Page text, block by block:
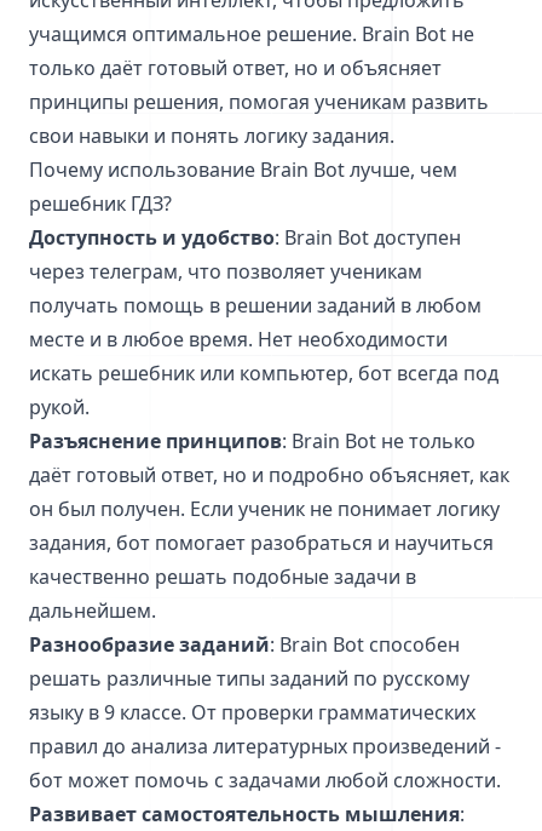
учащимся оптимальное решение. Brain Bot не
только даёт готовый ответ, но и объясняет
принципы решения, помогая ученикам развить
свои навыки и понять логику задания.
Почему использование Brain Bot лучше, чем
решебник ГДЗ?
Доступность и удобство: Brain Bot доступен
через телеграм, что позволяет ученикам
получать помощь в решении заданий в любом
месте и в любое время. Нет необходимости
искать решебник или компьютер, бот всегда под
рукой.
Разъяснение принципов: Brain Bot не только
даёт готовый ответ, но и подробно объясняет, как
он был получен. Если ученик не понимает логику
задания, бот помогает разобраться и научиться
качественно решать подобные задачи в
дальнейшем.
Разнообразие заданий: Brain Bot способен
решать различные типы заданий по русскому
языку в 9 классе. От проверки грамматических
правил до анализа литературных произведений -
бот может помочь с задачами любой сложности.
Развивает самостоятельность мышления: